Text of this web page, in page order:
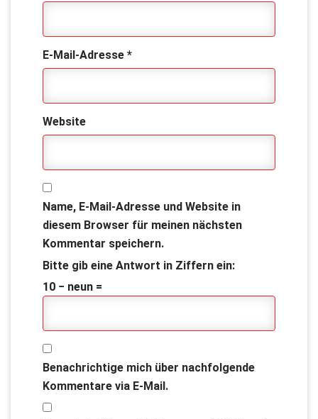
E-Mail-Adresse *
Website
Name, E-Mail-Adresse und Website in
diesem Browser für meinen nächsten
Kommentar speichern.
Bitte gib eine Antwort in Ziffern ein:
10 − neun =
Benachrichtige mich über nachfolgende
Kommentare via E-Mail.